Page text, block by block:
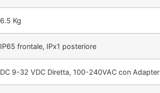
6.5 Kg
IP65 frontale, IPx1 posteriore
DC 9-32 VDC Diretta, 100-240VAC con Adapter